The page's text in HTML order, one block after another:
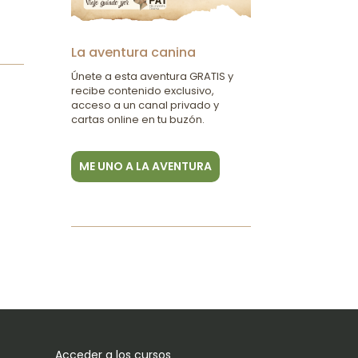
La aventura canina
Únete a esta aventura GRATIS y
recibe contenido exclusivo,
acceso a un canal privado y
cartas online en tu buzón.
ME UNO A LA AVENTURA